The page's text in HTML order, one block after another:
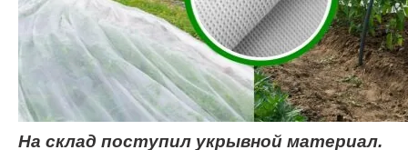
На склад поступил укрывной материал.